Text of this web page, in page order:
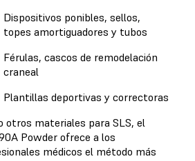
Dispositivos ponibles, sellos,
topes amortiguadores y tubos
Férulas, cascos de remodelación
craneal
Plantillas deportivas y correctoras
otros materiales para SLS, el
Powder ofrece a los
médicos el método más